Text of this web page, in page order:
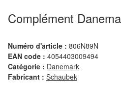
Complément
Numéro d'article : 806N89N
EAN code : 4054403009494
Catégorie : Danemark
Fabricant : Schaubek